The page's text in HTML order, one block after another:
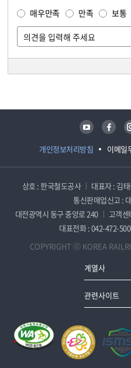
매우만족 만족 보통
개인정보처리방침 이메일
유튜브 페이스북
상호 : 한국철도공사 대표자 : 김
통신판매업신고 :
대전광역시 동구 중앙로 240
고객센
대표전화 : 042-472-
COPYRIGHT ⓒ KOREA
계열사
관련사이트